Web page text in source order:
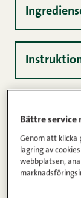
En matig
färgglad,
Bättre service
Genom att klicka
lagring av
webbplatsen,